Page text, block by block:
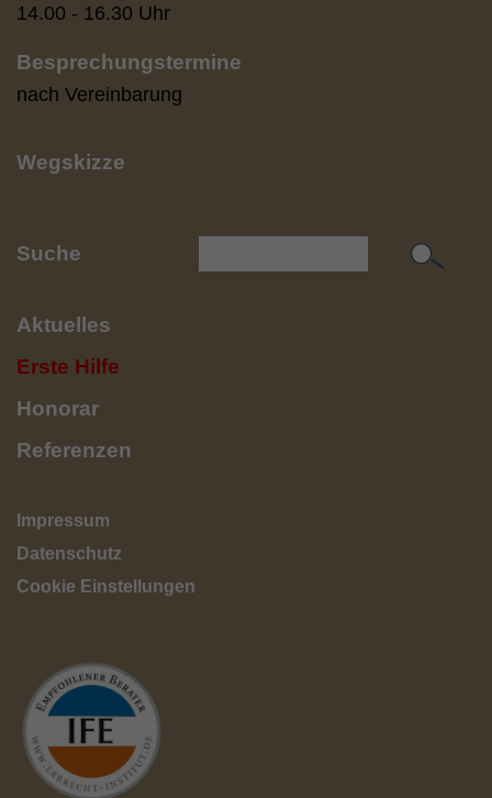
14.00 - 16.30 Uhr
Besprechungstermine
nach Vereinbarung
Wegskizze
Suche
Aktuelles
Erste Hilfe
Honorar
Referenzen
Impressum
Datenschutz
Cookie Einstellungen